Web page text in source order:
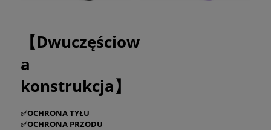
【Dwuczęściow
a
konstrukcja】
✅OCHRONA TYŁU
✅OCHRONA PRZODU